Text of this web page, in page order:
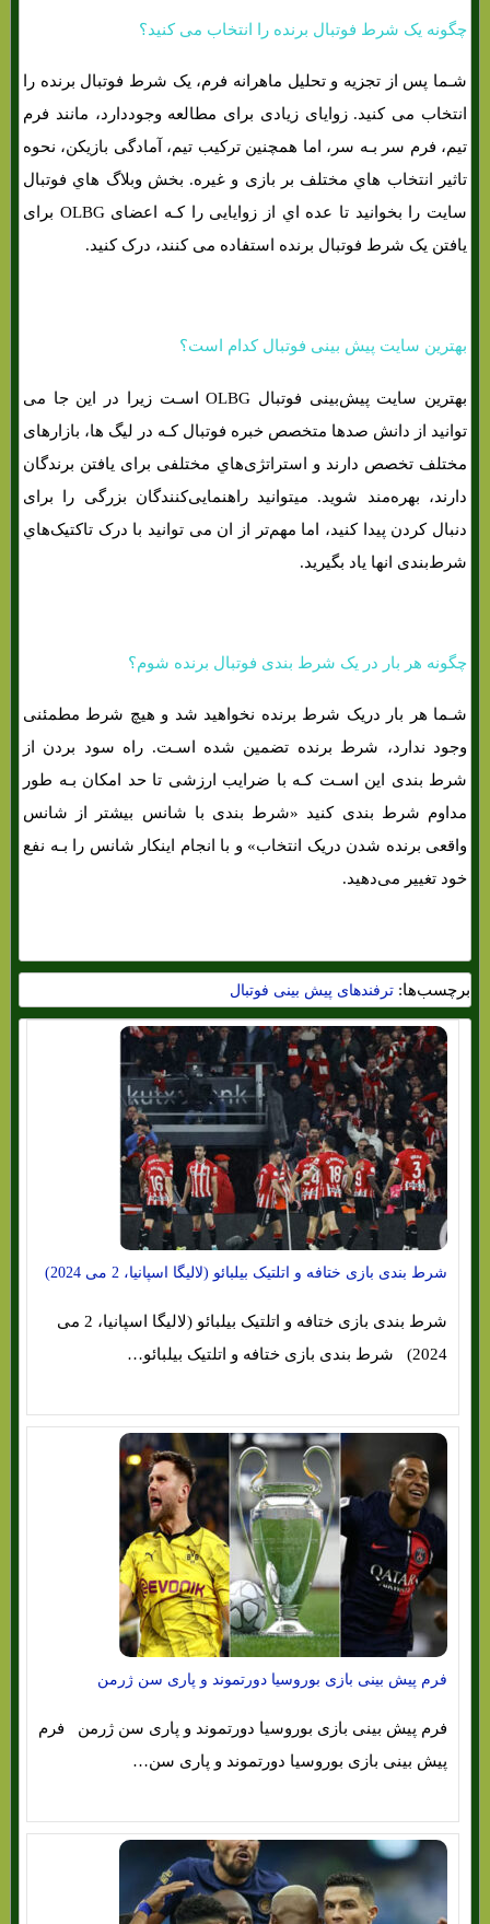
چگونه یک شرط فوتبال برنده را انتخاب می کنید؟
شـما پس از تجزیه و تحلیل ماهرانه فرم، یک شرط فوتبال برنده را
انتخاب می کنید. زوایای زیادی برای مطالعه وجوددارد، مانند فرم
تیم، فرم سر بـه سر، اما همچنین ترکیب تیم، آمادگی بازیکن، نحوه
تاثیر انتخاب هاي‌ مختلف بر بازی و غیره. بخش وبلاگ هاي‌ فوتبال
سایت را بخوانید تا عده اي از زوایایی را کـه اعضای OLBG برای
یافتن یک شرط فوتبال برنده استفاده می کنند، درک کنید.
بهترین سایت پیش بینی فوتبال کدام است؟
بهترین سایت پیش‌بینی فوتبال OLBG اسـت زیرا در این جا می
توانید از دانش صدها متخصص خبره فوتبال کـه در لیگ ‌ها، بازارهای
مختلف تخصص دارند و استراتژی‌هاي‌ مختلفی برای یافتن برندگان
دارند، بهره‌مند شوید. میتوانید راهنمایی‌کنندگان بزرگی را برای
دنبال کردن پیدا کنید، اما مهم‌تر از ان می توانید با درک تاکتیک‌هاي‌
شرط‌بندی انها یاد بگیرید.
چگونه هر بار در یک شرط بندی فوتبال برنده شوم؟
شـما هر بار دریک شرط برنده نخواهید شد و هیچ شرط مطمئنی
وجود ندارد، شرط برنده تضمین شده اسـت. راه سود بردن از
شرط بندی این اسـت کـه با ضرایب ارزشی تا حد امکان بـه طور
مداوم شرط بندی کنید «شرط بندی با شانس بیشتر از شانس
واقعی برنده شدن دریک انتخاب» و با انجام اینکار شانس را بـه نفع
خود تغییر می‌دهید.
برچسب‌ها: ترفندهای پیش بینی فوتبال
شرط بندی بازی ختافه و اتلتیک بیلبائو (لالیگا اسپانیا، 2 می 2024)
شرط بندی بازی ختافه و اتلتیک بیلبائو (لالیگا اسپانیا، 2 می
2024) شرط بندی بازی ختافه و اتلتیک بیلبائو…
فرم پیش بینی بازی بوروسیا دورتموند و پاری سن ژرمن
فرم پیش بینی بازی بوروسیا دورتموند و پاری سن ژرمن فرم
پیش بینی بازی بوروسیا دورتموند و پاری سن…